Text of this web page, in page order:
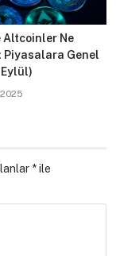
Altcoinler Ne
Piyasalara Genel
Eylül)
*ile